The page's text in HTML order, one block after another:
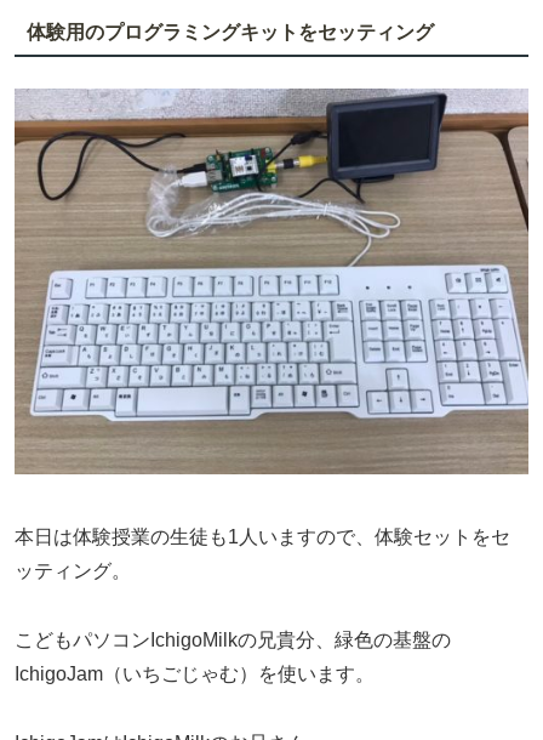
体験用のプログラミングキットをセッティング
本日は体験授業の生徒も1人いますので、体験セットをセ
ッティング。
こどもパソコンIchigoMilkの兄貴分、緑色の基盤の
IchigoJam（いちごじゃむ）を使います。